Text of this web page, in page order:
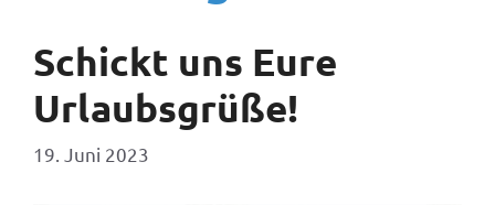
Schickt uns Eure
Urlaubsgrüße!
19. Juni 2023